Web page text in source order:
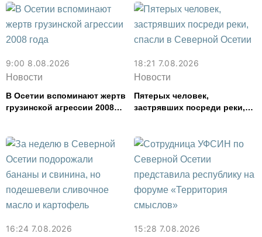
9:00 8.08.2026
Новости
В Осетии вспоминают жертв
грузинской агрессии 2008
18:21 7.08.2026
Новости
Пятерых человек,
застрявших посреди реки,
16:24 7.08.2026
15:28 7.08.2026